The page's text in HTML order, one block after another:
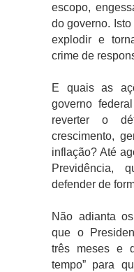
escopo,
do governo.
explodir e
crime de
E quais as
governo
reverter o
crescimento,
inflação? Até
Previdência,
defender de
Não adianta
que o
três meses e
tempo” para